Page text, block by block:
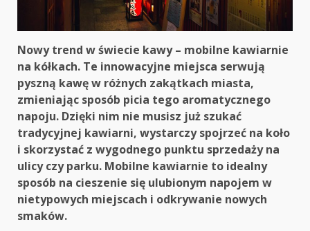
Nowy trend w świecie kawy – mobilne kawiarnie
na kółkach. Te innowacyjne miejsca serwują
pyszną kawę w różnych zakątkach miasta,
zmieniając sposób picia tego aromatycznego
napoju. Dzięki nim nie musisz już szukać
tradycyjnej kawiarni, wystarczy spojrzeć na koło
i skorzystać z wygodnego punktu sprzedaży na
ulicy czy parku. Mobilne kawiarnie to idealny
sposób na cieszenie się ulubionym napojem w
nietypowych miejscach i odkrywanie nowych
smaków.